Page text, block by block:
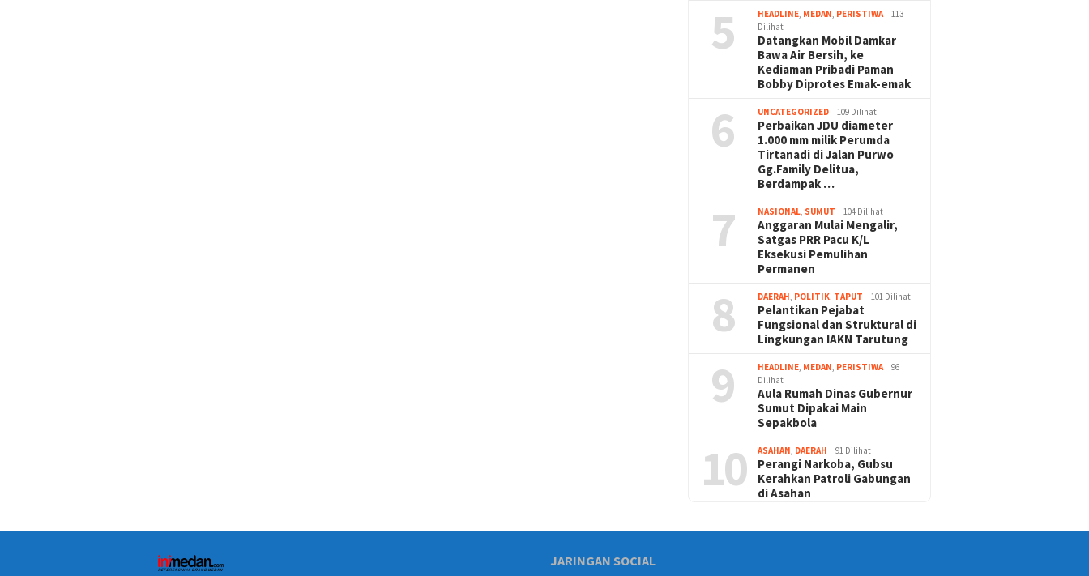
5 HEADLINE, MEDAN, PERISTIWA
113
Dilihat
Datangkan Mobil Damkar
Bawa Air Bersih, ke
Kediaman Pribadi Paman
Bobby Diprotes Emak-emak
6 UNCATEGORIZED 109 Dilihat
Perbaikan JDU diameter
1.000 mm milik Perumda
Tirtanadi di Jalan Purwo
Gg.Family Delitua,
Berdampak …
7 NASIONAL, SUMUT 104 Dilihat
Anggaran Mulai Mengalir,
Satgas PRR Pacu K/L
Eksekusi Pemulihan
Permanen
8 DAERAH, POLITIK, TAPUT 101 Dilihat
Pelantikan Pejabat
Fungsional dan Struktural di
Lingkungan IAKN Tarutung
9 HEADLINE, MEDAN, PERISTIWA
96
Dilihat
Aula Rumah Dinas Gubernur
Sumut Dipakai Main
Sepakbola
10 ASAHAN, DAERAH 91 Dilihat
Perangi Narkoba, Gubsu
Kerahkan Patroli Gabungan
di Asahan
JARINGAN SOCIAL